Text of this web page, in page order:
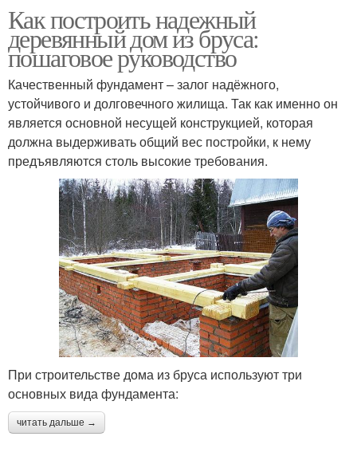
Как построить надежный
деревянный дом из бруса:
пошаговое руководство
Качественный фундамент – залог надёжного,
устойчивого и долговечного жилища. Так как именно он
является основной несущей конструкцией, которая
должна выдерживать общий вес постройки, к нему
предъявляются столь высокие требования.
При строительстве дома из бруса используют три
основных вида фундамента:
читать дальше →